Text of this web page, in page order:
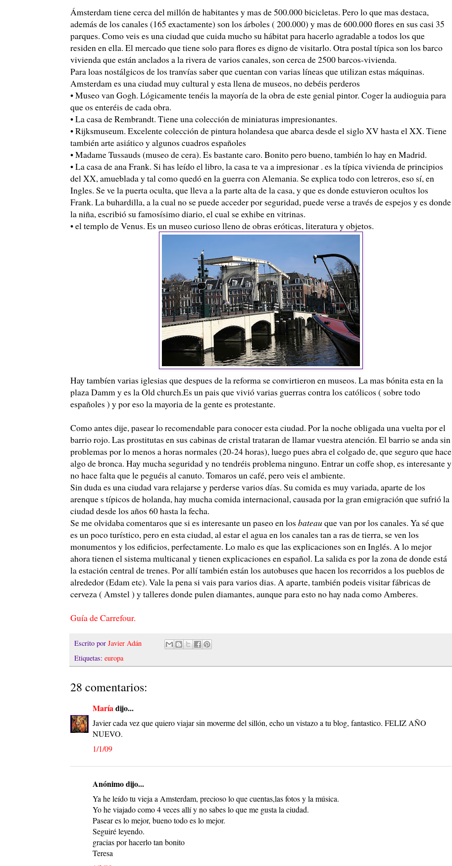
Ámsterdam tiene cerca del millón de habitantes y mas de 500.000 bicicletas. Pero lo que mas destaca,
además de los canales (165 exactamente) son los árboles ( 200.000) y mas de 600.000 flores en sus casi 35
parques. Como veis es una ciudad que cuida mucho su hábitat para hacerlo agradable a todos los que
residen en ella. El mercado que tiene solo para flores es digno de visitarlo. Otra postal típica son los barco
vivienda que están anclados a la rivera de varios canales, son cerca de 2500 barcos-vivienda.
Para loas nostálgicos de los tranvías saber que cuentan con varias líneas que utilizan estas máquinas.
Amsterdam es una ciudad muy cultural y esta llena de museos, no debéis perderos
• Museo van Gogh. Lógicamente tenéis la mayoría de la obra de este genial pintor. Coger la audioguia para
que os enteréis de cada obra.
• La casa de Rembrandt. Tiene una colección de miniaturas impresionantes.
• Rijksmuseum. Excelente colección de pintura holandesa que abarca desde el siglo XV hasta el XX. Tiene
también arte asiático y algunos cuadros españoles
• Madame Tussauds (museo de cera). Es bastante caro. Bonito pero bueno, también lo hay en Madrid.
• La casa de ana Frank. Si has leído el libro, la casa te va a impresionar . es la típica vivienda de principios
del XX, amueblada y tal como quedó en la guerra con Alemania. Se explica todo con letreros, eso sí, en
Ingles. Se ve la puerta oculta, que lleva a la parte alta de la casa, y que es donde estuvieron ocultos los
Frank. La buhardilla, a la cual no se puede acceder por seguridad, puede verse a través de espejos y es donde
la niña, escribió su famosísimo diario, el cual se exhibe en vitrinas.
• el templo de Venus. Es un museo curioso lleno de obras eróticas, literatura y objetos.
Hay tambíen varias iglesias que despues de la reforma se convirtieron en museos. La mas bónita esta en la
plaza Damm y es la Old church.Es un pais que vivió varias guerras contra los católicos ( sobre todo
españoles ) y por eso la mayoria de la gente es protestante.
Como antes dije, pasear lo recomendable para conocer esta ciudad. Por la noche obligada una vuelta por el
barrio rojo. Las prostitutas en sus cabinas de cristal trataran de llamar vuestra atención. El barrio se anda sin
problemas por lo menos a horas normales (20-24 horas), luego pues abra el colgado de, que seguro que hace
algo de bronca. Hay mucha seguridad y no tendréis problema ninguno. Entrar un coffe shop, es interesante y
no hace falta que le peguéis al canuto. Tomaros un café, pero veis el ambiente.
Sin duda es una ciudad vara relajarse y perderse varios días. Su comida es muy variada, aparte de los
arenque s típicos de holanda, hay mucha comida internacional, causada por la gran emigración que sufrió la
ciudad desde los años 60 hasta la fecha.
Se me olvidaba comentaros que si es interesante un paseo en los bateau que van por los canales. Ya sé que
es un poco turístico, pero en esta ciudad, al estar el agua en los canales tan a ras de tierra, se ven los
monumentos y los edificios, perfectamente. Lo malo es que las explicaciones son en Inglés. A lo mejor
ahora tienen el sistema multicanal y tienen explicaciones en español. La salida es por la zona de donde está
la estación central de trenes. Por allí también están los autobuses que hacen los recorridos a los pueblos de
alrededor (Edam etc). Vale la pena si vais para varios dias. A aparte, también podeis visitar fábricas de
cerveza ( Amstel ) y talleres donde pulen diamantes, aunque para esto no hay nada como Amberes.
Guía de Carrefour.
Escrito por Javier Adán
Etiquetas: europa
28 comentarios:
Maríadijo...
Javier cada vez que quiero viajar sin moverme del sillón, echo un vistazo a tu blog, fantastico. FELIZ AÑO
NUEVO.
1/1/09
Anónimo dijo...
Ya he leído tu vieja a Amsterdam, precioso lo que cuentas,las fotos y la música.
Yo he viajado como 4 veces allí y no sabes lo que me gusta la ciudad.
Pasear es lo mejor, bueno todo es lo mejor.
Seguiré leyendo.
gracias por hacerlo tan bonito
Teresa